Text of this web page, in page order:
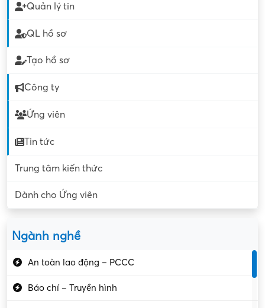
Quản lý tin
QL hồ sơ
Tạo hồ sơ
Công ty
Ứng viên
Tin tức
Trung tâm kiến thức
Dành cho Ứng viên
Ngành nghề
An toàn lao động – PCCC
Báo chí – Truyền hình